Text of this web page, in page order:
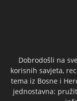
Dobrodošli na
korisnih savjeta,
tema iz Bosne i
jednostavna: